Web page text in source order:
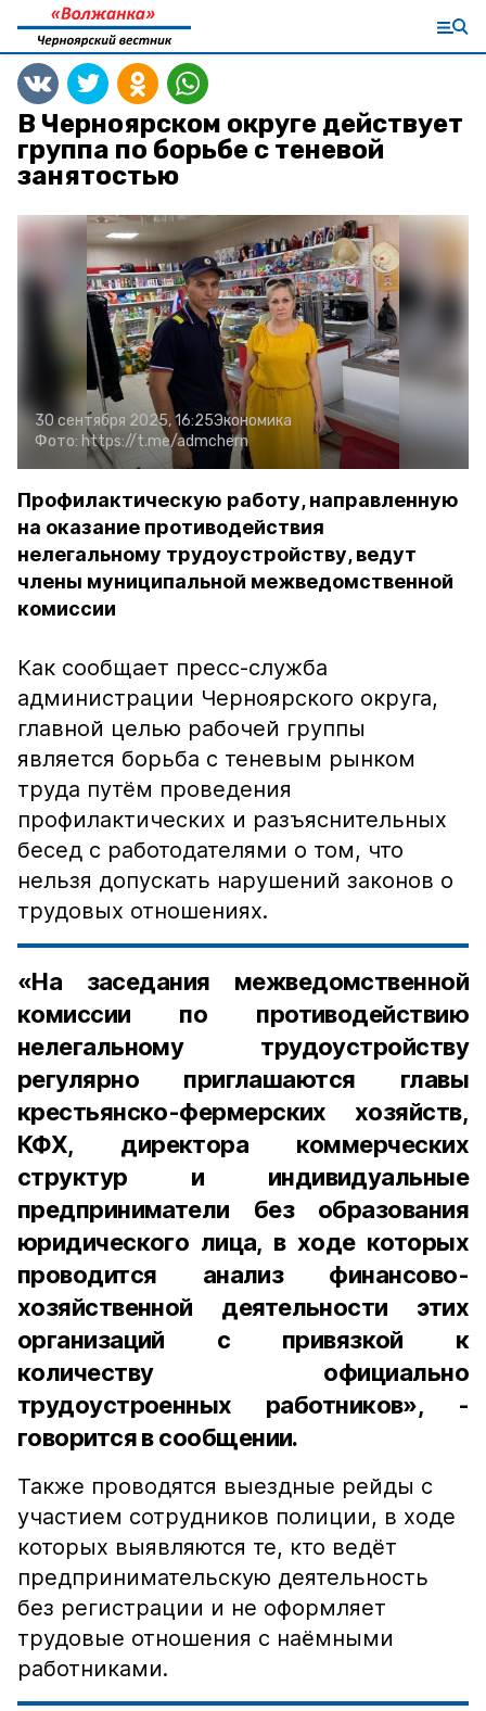
В Черноярском округе действует
группа по борьбе с теневой
занятостью
30 сентября 2025, 16:25Экономика
Фото: https://t.me/admchern
Профилактическую работу, направленную
на оказание противодействия
нелегальному трудоустройству, ведут
члены муниципальной межведомственной
комиссии
Как сообщает пресс-служба
администрации Черноярского округа,
главной целью рабочей группы
является борьба с теневым рынком
труда путём проведения
профилактических и разъяснительных
бесед с работодателями о том, что
нельзя допускать нарушений законов о
трудовых отношениях.
«На заседания межведомственной
комиссии по противодействию
нелегальному трудоустройству
регулярно приглашаются главы
крестьянско-фермерских хозяйств,
КФХ, директора коммерческих
структур и индивидуальные
предприниматели без образования
юридического лица, в ходе которых
проводится анализ финансово-
хозяйственной деятельности этих
организаций с привязкой к
количеству официально
трудоустроенных работников», -
говорится в сообщении.
Также проводятся выездные рейды с
участием сотрудников полиции, в ходе
которых выявляются те, кто ведёт
предпринимательскую деятельность
без регистрации и не оформляет
трудовые отношения с наёмными
работниками.